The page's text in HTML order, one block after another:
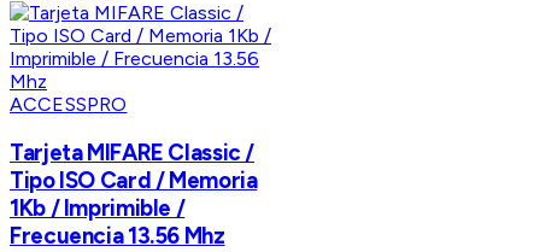
ACCESSPRO
Tarjeta MIFARE Classic /
Tipo ISO Card / Memoria
1Kb / Imprimible /
Frecuencia 13.56 Mhz